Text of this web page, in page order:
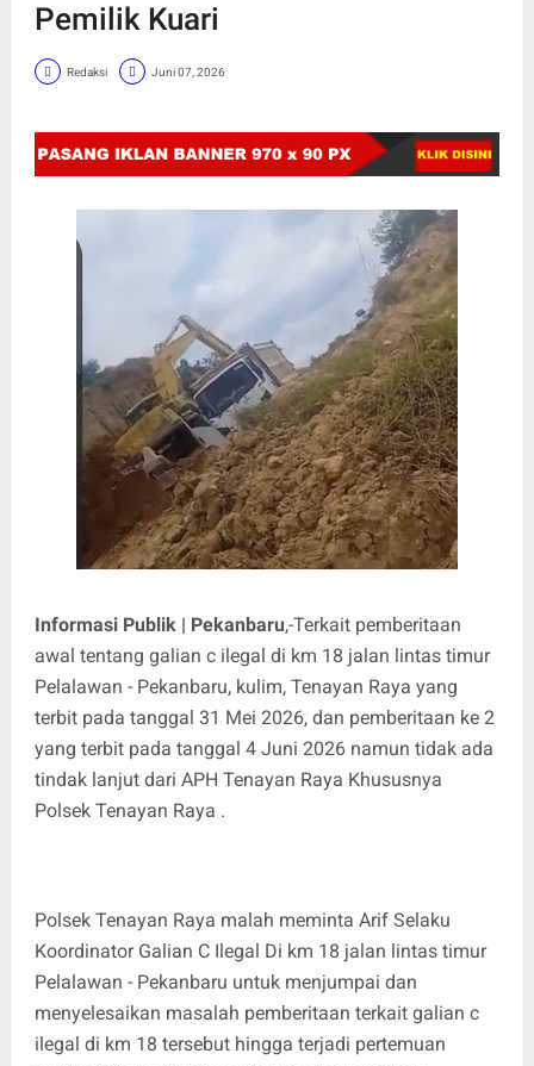
Pemilik Kuari
Redaksi Juni 07, 2026
Informasi Publik | Pekanbaru,-Terkait pemberitaan
awal tentang galian c ilegal di km 18 jalan lintas timur
Pelalawan - Pekanbaru, kulim, Tenayan Raya yang
terbit pada tanggal 31 Mei 2026, dan pemberitaan ke 2
yang terbit pada tanggal 4 Juni 2026 namun tidak ada
tindak lanjut dari APH Tenayan Raya Khususnya
Polsek Tenayan Raya .
Polsek Tenayan Raya malah meminta Arif Selaku
Koordinator Galian C Ilegal Di km 18 jalan lintas timur
Pelalawan - Pekanbaru untuk menjumpai dan
menyelesaikan masalah pemberitaan terkait galian c
ilegal di km 18 tersebut hingga terjadi pertemuan